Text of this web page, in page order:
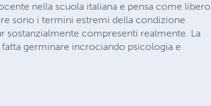
nella scuola italiana e pensa come libero
sono i termini estremi della condizione
sostanzialmente compresenti realmente. La
germinare incrociando psicologia e